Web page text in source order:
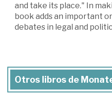
and take its place." In
book adds an important
debates in legal and
Otros libros de